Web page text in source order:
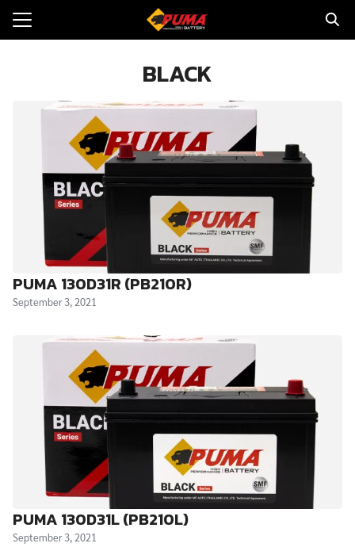
Skip
มและข่าว
ำหน่าย
บเรา
BLACK
PUMA 130D31R (PB210R)
September 3, 2021
PUMA 130D31L (PB210L)
September 3, 2021